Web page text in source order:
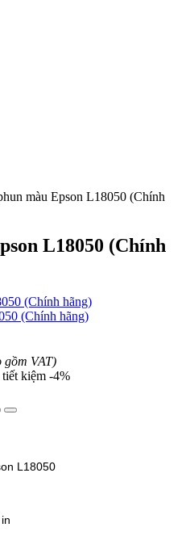
màu Epson L18050 (Chính
L18050 (Chính
gồm VAT)
tiết kiệm -4%
L18050